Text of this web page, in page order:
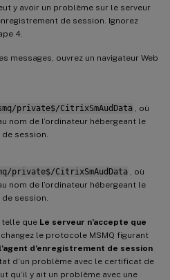
y avoir un problème sur le serveur
de session. Ignorez
4.
messages, ouvrez un navigateur Web
private$/CitrixSmAudData
, où
nom de l’ordinateur hébergeant le
session.
private$/CitrixSmAudData
, où
nom de l’ordinateur hébergeant le
session.
telle que Le serveur n’accepte que
, changez le protocole MSMQ figurant
d’enregistrement de session
d’un problème avec le certificat de
qu’il y ait un problème avec une